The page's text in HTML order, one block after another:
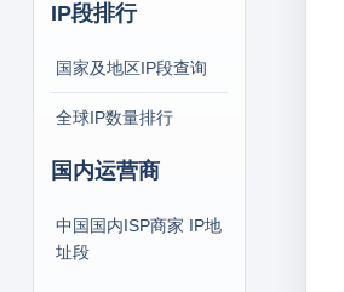
IP段排行
国家及地区IP段查询
全球IP数量排行
国内运营商
中国国内ISP商家 IP地
址段